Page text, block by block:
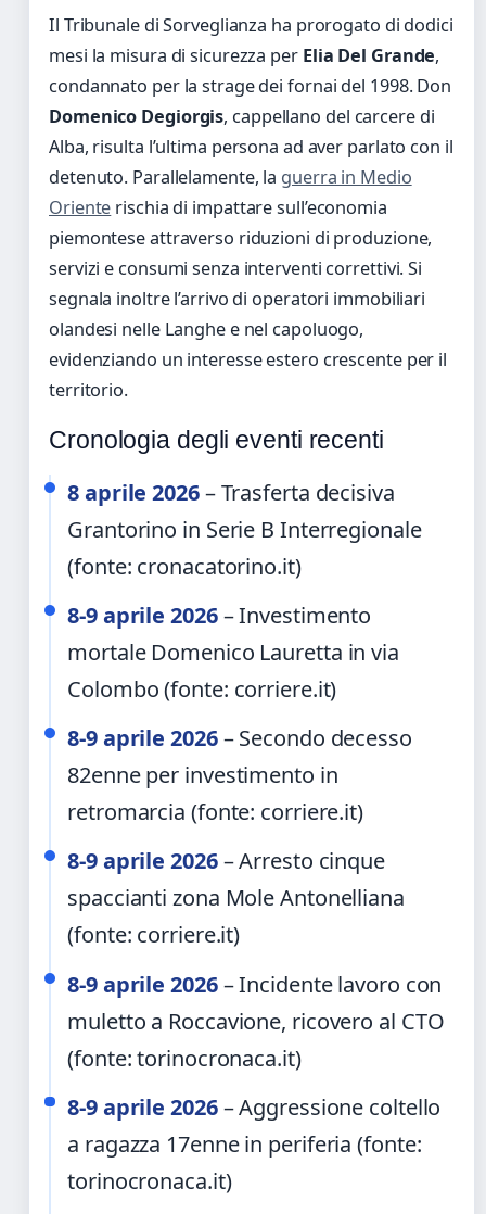
Il Tribunale di Sorveglianza ha prorogato di dodici
mesi la misura di sicurezza per Elia Del Grande,
condannato per la strage dei fornai del 1998. Don
Domenico Degiorgis, cappellano del carcere di
Alba, risulta l’ultima persona ad aver parlato con il
detenuto. Parallelamente, la guerra in Medio
Oriente rischia di impattare sull’economia
piemontese attraverso riduzioni di produzione,
servizi e consumi senza interventi correttivi. Si
segnala inoltre l’arrivo di operatori immobiliari
olandesi nelle Langhe e nel capoluogo,
evidenziando un interesse estero crescente per il
territorio.
Cronologia degli eventi recenti
8 aprile 2026– Trasferta decisiva
Grantorino in Serie B Interregionale
(fonte: cronacatorino.it)
8-9 aprile 2026– Investimento
mortale Domenico Lauretta in via
Colombo (fonte: corriere.it)
8-9 aprile 2026– Secondo decesso
82enne per investimento in
retromarcia (fonte: corriere.it)
8-9 aprile 2026– Arresto cinque
spaccianti zona Mole Antonelliana
(fonte: corriere.it)
8-9 aprile 2026– Incidente lavoro con
muletto a Roccavione, ricovero al CTO
(fonte: torinocronaca.it)
8-9 aprile 2026– Aggressione coltello
a ragazza 17enne in periferia (fonte:
torinocronaca.it)